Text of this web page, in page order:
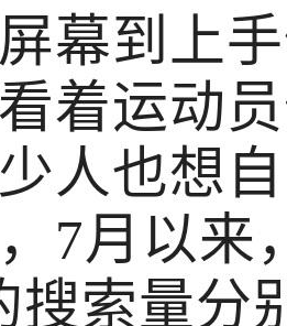
幕到上
着运动
人也想
7月以来
搜索量分